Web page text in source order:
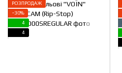
РОЗПРОДАЖ
−30%
4
4